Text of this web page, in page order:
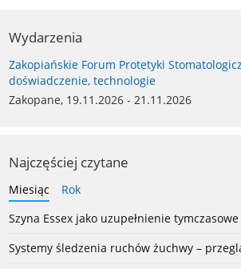
Wydarzenia
Zakopiańskie Forum Protetyki
doświadczenie, technologie
Zakopane, 19.11.2026 - 21.11.2026
Najczęściej czytane
Miesiąc
Rok
Szyna Essex jako uzupełnienie
Systemy śledzenia ruchów żuchwy –